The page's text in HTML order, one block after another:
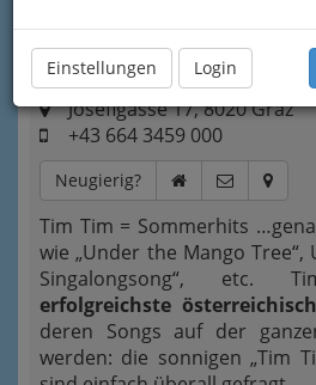
Einstellungen Login
Tim Tim - Reggae made
Josefigasse 17, 8020 Graz
+43 664 3459 000
Neugierig?
Tim Tim = Sommerhits
wie „Under the Mango Tree“,
Singalongsong“, etc.
erfolgreichste
deren Songs auf der
werden: die sonnigen „Tim